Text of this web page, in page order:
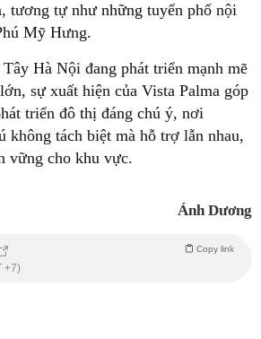
tương tự như những tuyến phố nội
Mỹ Hưng.
Hà Nội đang phát triển mạnh mẽ
sự xuất hiện của Vista Palma góp
triển đô thị đáng chú ý, nơi
không tách biệt mà hỗ trợ lẫn nhau,
vững cho khu vực.
Ánh Dương
Copy link
+7)